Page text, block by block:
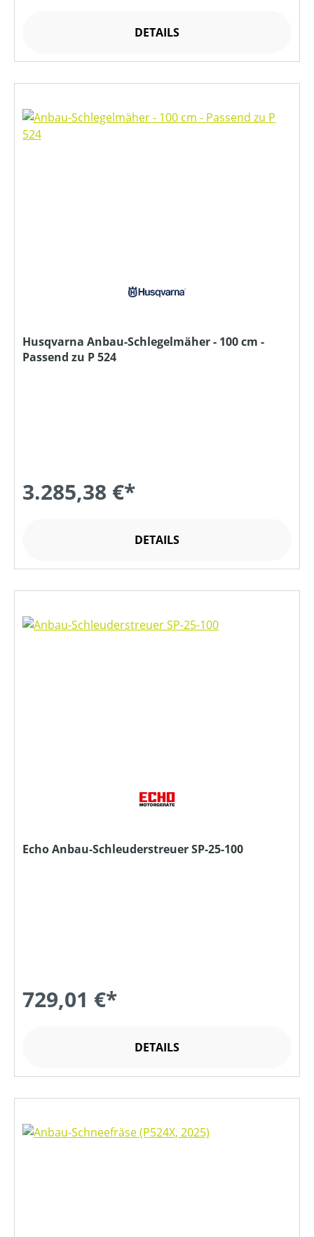
DETAILS
Husqvarna Anbau-Schlegelmäher - 100 cm -
Passend zu P 524
3.285,38 €*
DETAILS
Echo Anbau-Schleuderstreuer SP-25-100
729,01 €*
DETAILS